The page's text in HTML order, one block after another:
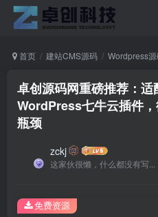
首页 建站CMS源码 Wordpress
卓创源码网重磅推荐：适
WordPress七牛云插件
瓶颈
zckj
这家伙很懒，什么都没有写...
免费资源